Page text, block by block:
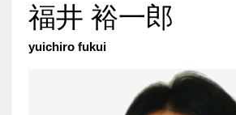
福井 裕一郎
yuichiro fukui